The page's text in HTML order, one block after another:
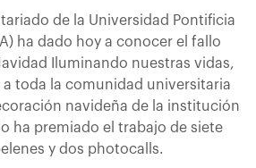
de la Universidad Pontificia
ha dado hoy a conocer el fallo
Iluminando nuestras vidas,
toda la comunidad universitaria
navideña de la institución
ha premiado el trabajo de siete
y dos photocalls.